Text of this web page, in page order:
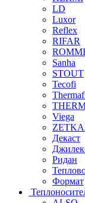
LD
Luxor
Reflex
RIFAR
Sanha
STOUT
Tecofi
Viega
Декаст
Ридан
Формат